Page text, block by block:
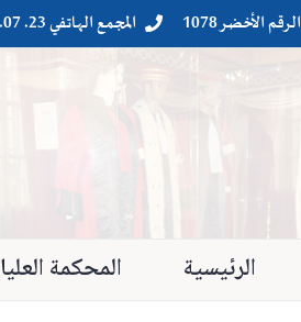
الرقم الأخضر 1078 
 المجمع الهاتفي 23. 07. 24. 023
الرئيسية المحكمة العليا